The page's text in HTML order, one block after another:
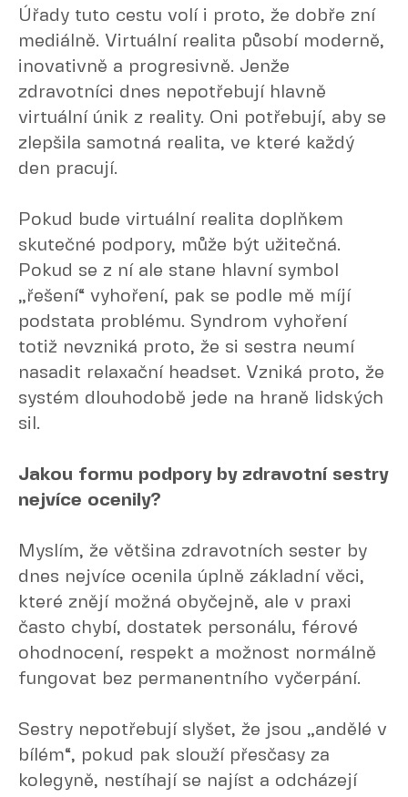
Úřady tuto cestu volí i proto, že dobře zní
mediálně. Virtuální realita působí moderně,
inovativně a progresivně. Jenže
zdravotníci dnes nepotřebují hlavně
virtuální únik z reality. Oni potřebují, aby se
zlepšila samotná realita, ve které každý
den pracují.
Pokud bude virtuální realita doplňkem
skutečné podpory, může být užitečná.
Pokud se z ní ale stane hlavní symbol
„řešení“ vyhoření, pak se podle mě míjí
podstata problému. Syndrom vyhoření
totiž nevzniká proto, že si sestra neumí
nasadit relaxační headset. Vzniká proto, že
systém dlouhodobě jede na hraně lidských
sil.
Jakou formu podpory by zdravotní sestry
nejvíce ocenily?
Myslím, že většina zdravotních sester by
dnes nejvíce ocenila úplně základní věci,
které znějí možná obyčejně, ale v praxi
často chybí, dostatek personálu, férové
ohodnocení, respekt a možnost normálně
fungovat bez permanentního vyčerpání.
Sestry nepotřebují slyšet, že jsou „andělé v
bílém“, pokud pak slouží přesčasy za
kolegyně, nestíhají se najíst a odcházejí